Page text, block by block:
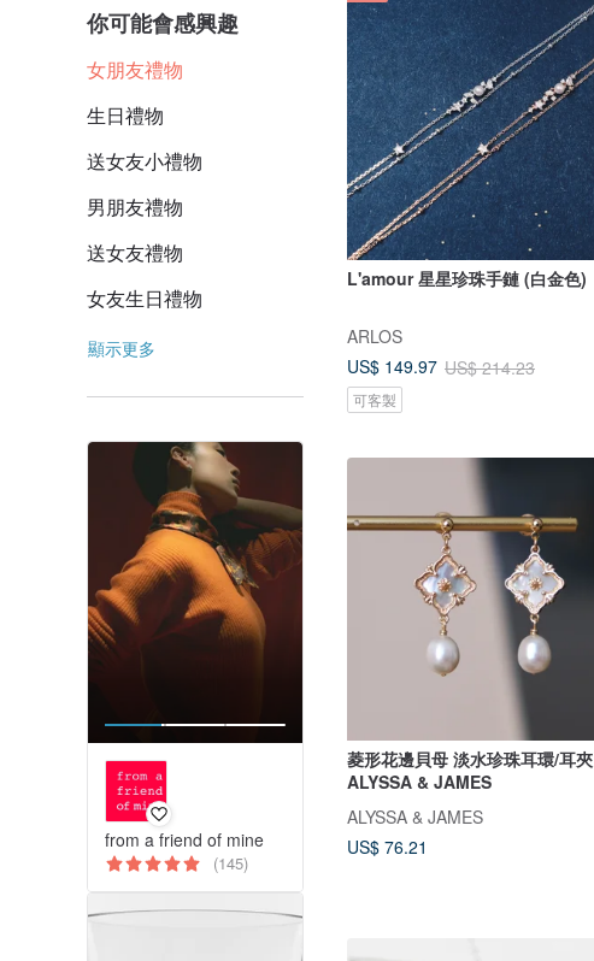
你可能會感興趣
女朋友禮物
生日禮物
送女友小禮物
男朋友禮物
送女友禮物
女友生日禮物
顯示更多
from a friend of mine
(145)
L'amour 星星珍珠手鏈 (白金色)
ARLOS
US$ 149.97 US$ 214.23
可客製
菱形花邊貝母 淡水珍珠耳環/耳夾
ALYSSA & JAMES
ALYSSA & JAMES
US$ 76.21